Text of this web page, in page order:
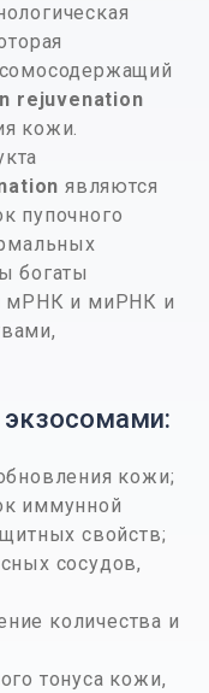
rejuvenation
кожи.
являются
пупочного
богаты
мРНК и миРНК и
экзосомами:
кожи;
иммунной
свойств;
сосудов,
количества и
тонуса кожи,